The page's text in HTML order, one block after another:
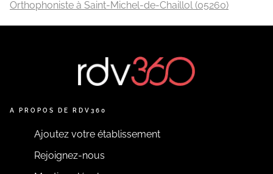
Orthophoniste à Saint-Michel-de-Chaillol (05260)
A PROPOS DE RDV360
Ajoutez votre établissement
Rejoignez-nous